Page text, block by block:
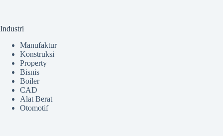
Industri
Manufaktur
Konstruksi
Property
Bisnis
Boiler
CAD
Alat Berat
Otomotif